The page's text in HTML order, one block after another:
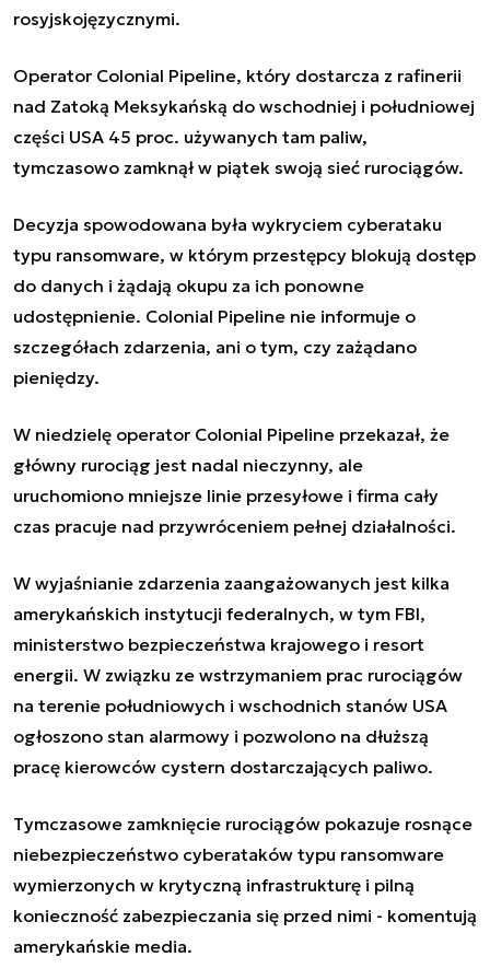
rosyjskojęzycznymi.
Operator Colonial Pipeline, który dostarcza z rafinerii
nad Zatoką Meksykańską do wschodniej i południowej
części USA 45 proc. używanych tam paliw,
tymczasowo zamknął w piątek swoją sieć rurociągów.
Decyzja spowodowana była wykryciem cyberataku
typu ransomware, w którym przestępcy blokują dostęp
do danych i żądają okupu za ich ponowne
udostępnienie. Colonial Pipeline nie informuje o
szczegółach zdarzenia, ani o tym, czy zażądano
pieniędzy.
W niedzielę operator Colonial Pipeline przekazał, że
główny rurociąg jest nadal nieczynny, ale
uruchomiono mniejsze linie przesyłowe i firma cały
czas pracuje nad przywróceniem pełnej działalności.
W wyjaśnianie zdarzenia zaangażowanych jest kilka
amerykańskich instytucji federalnych, w tym FBI,
ministerstwo bezpieczeństwa krajowego i resort
energii. W związku ze wstrzymaniem prac rurociągów
na terenie południowych i wschodnich stanów USA
ogłoszono stan alarmowy i pozwolono na dłuższą
pracę kierowców cystern dostarczających paliwo.
Tymczasowe zamknięcie rurociągów pokazuje rosnące
niebezpieczeństwo cyberataków typu ransomware
wymierzonych w krytyczną infrastrukturę i pilną
konieczność zabezpieczania się przed nimi - komentują
amerykańskie media.